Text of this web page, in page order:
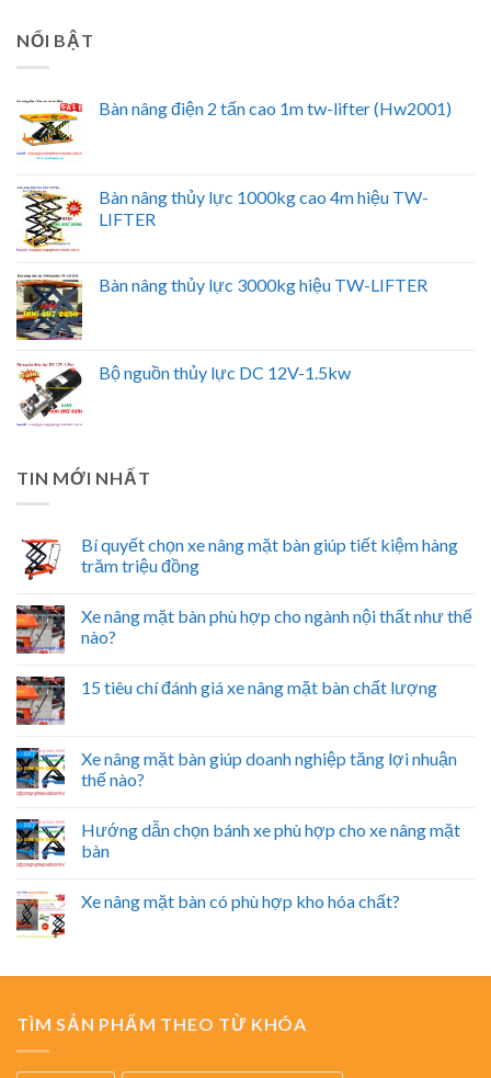
NỔI BẬT
Bàn nâng điện 2 tấn cao 1m tw-lifter (Hw2001)
Bàn nâng thủy lực 1000kg cao 4m hiệu TW-
LIFTER
Bàn nâng thủy lực 3000kg hiệu TW-LIFTER
Bộ nguồn thủy lực DC 12V-1.5kw
TIN MỚI NHẤT
Bí quyết chọn xe nâng mặt bàn giúp tiết kiệm hàng
trăm triệu đồng
Xe nâng mặt bàn phù hợp cho ngành nội thất như thế
nào?
15 tiêu chí đánh giá xe nâng mặt bàn chất lượng
Xe nâng mặt bàn giúp doanh nghiệp tăng lợi nhuận
thế nào?
Hướng dẫn chọn bánh xe phù hợp cho xe nâng mặt
bàn
Xe nâng mặt bàn có phù hợp kho hóa chất?
TÌM SẢN PHẨM THEO TỪ KHÓA